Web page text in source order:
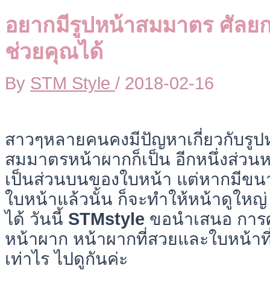
อยากมีรูปหน้าสมมาตร ศัลย
ช่วยคุณได้
By STM Style / 2018-02-16
สาวๆหลายคนคงมีปัญหาเกี่ยวกับรู
สมมาตรหน้าผากก็เป็น อีกหนึ่งส่วน
เป็นส่วนบนของใบหน้า แต่หากมีข
ใบหน้าแล้วนั้น ก็จะทำให้หน้าดูใหญ่
ได้ วันนี้ STMstyle ขอนำเสนอ กา
หน้าผาก หน้าผากที่สวยและใบหน้
เท่าไร ไปดูกันค่ะ